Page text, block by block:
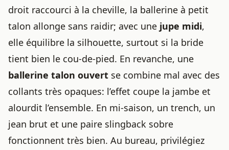
droit raccourci à la cheville, la ballerine à petit
talon allonge sans raidir; avec une jupe midi,
elle équilibre la silhouette, surtout si la bride
tient bien le cou-de-pied. En revanche, une
ballerine talon ouvert se combine mal avec des
collants très opaques: l’effet coupe la jambe et
alourdit l’ensemble. En mi-saison, un trench, un
jean brut et une paire slingback sobre
fonctionnent très bien. Au bureau, privilégiez